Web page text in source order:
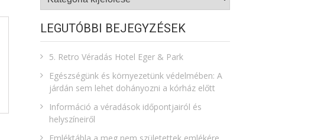
LEGUTÓBBI BEJEGYZÉSEK
5. Retro Véradás Hotel Eger & Park
Egészségünk és környezetünk védelmében: A
járdán sem lehet dohányozni a kórház előtt
Információ a véradások időpontjairól és
helyszíneiről